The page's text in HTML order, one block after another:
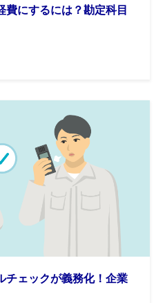
費にするには？勘定科目
チェックが義務化！企業